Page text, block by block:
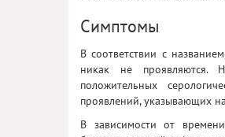
Симптомы
В соответствии с
никак не проявляются.
положительных
проявлений, указывающих
В зависимости от